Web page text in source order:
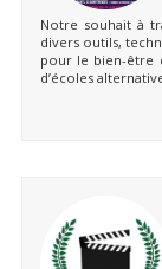
Notre souhait à
divers outils,
pour le bien-être
d’écoles